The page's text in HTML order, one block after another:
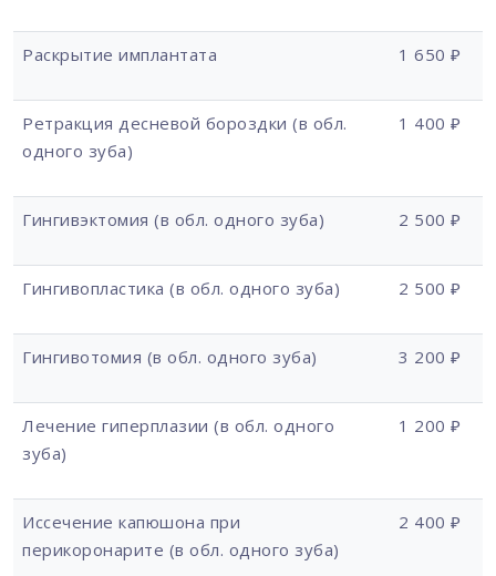
Раскрытие имплантата 1 650 ₽
Ретракция десневой бороздки (в обл.
одного зуба)
1 400 ₽
Гингивэктомия (в обл. одного зуба) 2 500 ₽
Гингивопластика (в обл. одного зуба) 2 500 ₽
Гингивотомия (в обл. одного зуба) 3 200 ₽
Лечение гиперплазии (в обл. одного
зуба)
1 200 ₽
Иссечение капюшона при
перикоронарите (в обл. одного зуба)
2 400 ₽